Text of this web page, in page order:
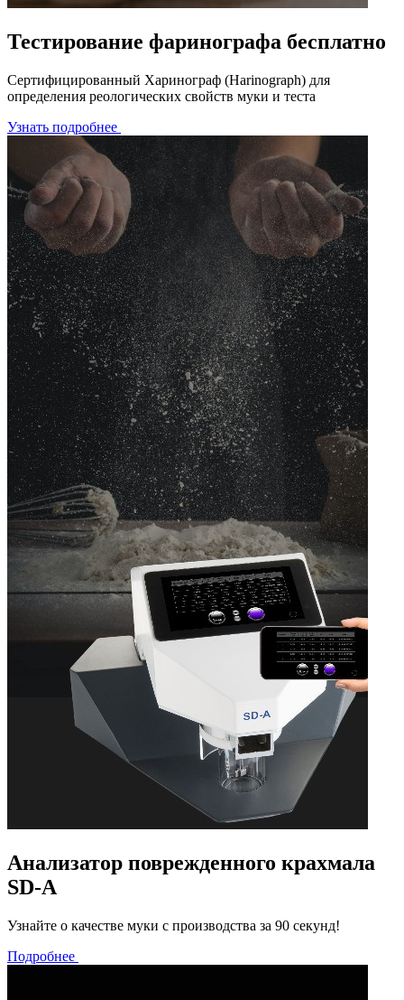
Тестирование фаринографа бесплатно
Сертифицированный Харинограф (Harinograph) для
определения реологических свойств муки и теста
Узнать подробнее
Анализатор поврежденного крахмала
SD-A
Узнайте о качестве муки с производства за 90 секунд!
Подробнее